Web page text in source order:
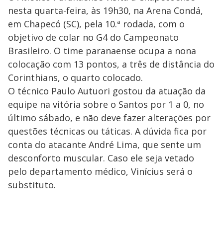
nesta quarta-feira, às 19h30, na Arena Condá,
em Chapecó (SC), pela 10.ª rodada, com o
objetivo de colar no G4 do Campeonato
Brasileiro. O time paranaense ocupa a nona
colocação com 13 pontos, a três de distância do
Corinthians, o quarto colocado.
O técnico Paulo Autuori gostou da atuação da
equipe na vitória sobre o Santos por 1 a 0, no
último sábado, e não deve fazer alterações por
questões técnicas ou táticas. A dúvida fica por
conta do atacante André Lima, que sente um
desconforto muscular. Caso ele seja vetado
pelo departamento médico, Vinícius será o
substituto.